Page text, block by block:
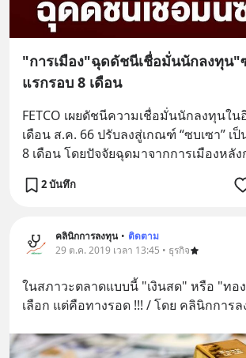
"การเมือง"ฉุดดัชนีเชื่อมั่นนักลงทุน"
แรกรอบ 8 เดือน
FETCO เผยดัชนีความเชื่อมั่นนักลงทุนใน
เดือน ส.ค. 66 ปรับลงสู่เกณฑ์ “ซบเซา” เ
8 เดือน โดยปัจจัยฉุดมาจากการเมืองหลัง
2 บันทึก
คลินิกการลงทุน • ติดตาม
29 ต.ค. 2019 เวลา 13:45 • ธุรกิจ
ในสภาวะตลาดแบบนี้ "เงินสด" หรือ "ทอ
เลือก แต่คือทางรอด !!! / โดย คลินิกการ